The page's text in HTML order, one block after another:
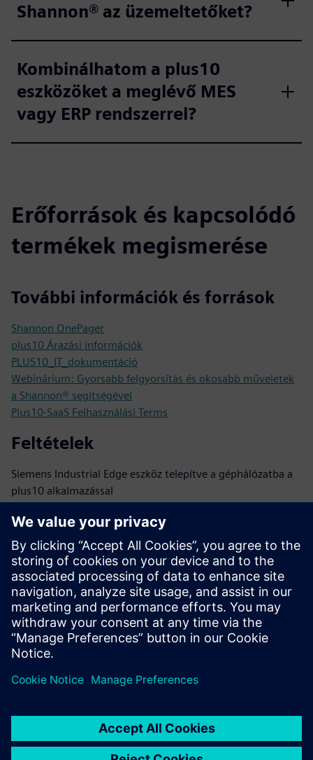
Shannon® az üzemeltetőket?
Kombinálhatom a plus10
eszközöket a meglévő MES
vagy ERP rendszerrel?
Erőforrások és kapcsolódó
termékek megismerése
További információk és források
Shannon OnePager
plus10 Árazási információk
PLUS10_IT_dokumentáció
Webinárium: Gyorsabb felgyorsítás és okosabb műveletek
a Shannon® segítségével
Plus10-SaaS Felhasználási Terms
Feltételek
Siemens Industrial Edge eszköz telepítve a géphálózatba a
plus10 alkalmazással
háttérbe HTTPS-en keresztül
PLC-k: S7-1200/1500 család vagy más PLC-k, beépített OPC
UA kiszolgálóval
TIA V19 vagy újabb
TIA PLC riasztások a HMI események felemelésére
További eseteket tisztázni kell a plus10 technikai
támogatással: interested@plus10.de